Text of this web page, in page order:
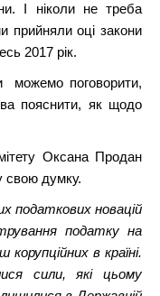
І ніколи не треба
прийняли оці закони
2017 рік.
можемо поговорити,
пояснити, як щодо
Оксана Продан
свою думку.
податкових новацій
податку на
в країні.
сили, які цьому